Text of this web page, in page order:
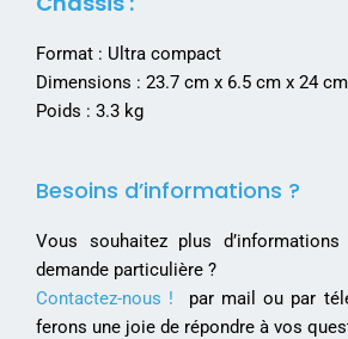
Format : Ultra compact
Dimensions : 23.7 cm x 6.5 cm x 24 cm
Poids : 3.3 kg
Besoins d’informations ?
Vous souhaitez plus
demande particulière ?
Contactez-nous !
par mail ou par
ferons une joie de répondre à vos